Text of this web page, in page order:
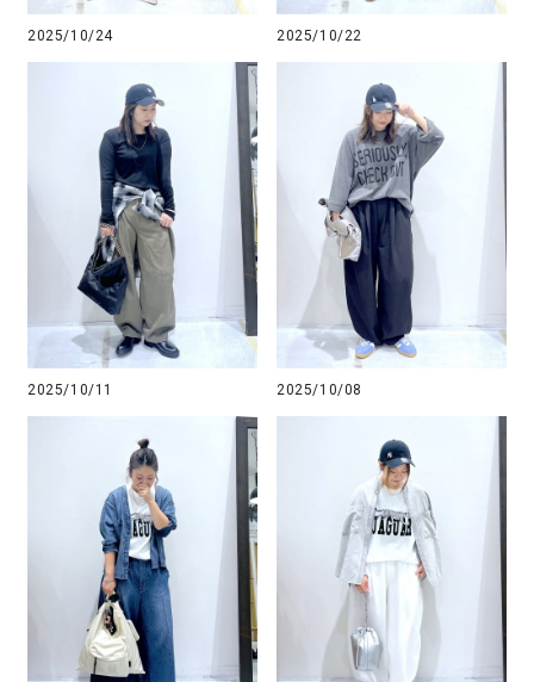
2025/10/24 2025/10/22
2025/10/11 2025/10/08